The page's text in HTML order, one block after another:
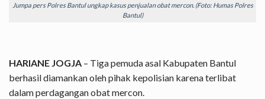
Jumpa pers Polres Bantul ungkap kasus penjualan obat mercon. (Foto: Humas Polres
Bantul)
HARIANE JOGJA – Tiga pemuda asal Kabupaten Bantul
berhasil diamankan oleh pihak kepolisian karena terlibat
dalam perdaganganobat mercon.